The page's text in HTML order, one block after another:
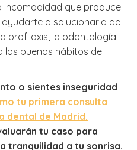
incomodidad que produce
a solucionarla de
profilaxis, la odontología
los buenos hábitos de
o sientes inseguridad
tu primera consulta
dental de Madrid.
tu caso para
tranquilidad a tu sonrisa.